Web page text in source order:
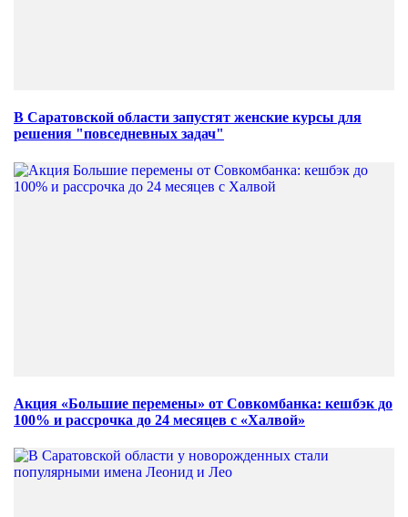
В Саратовской области запустят женские курсы для
решения "повседневных задач"
Акция «Большие перемены» от Совкомбанка: кешбэк до
100% и рассрочка до 24 месяцев с «Халвой»